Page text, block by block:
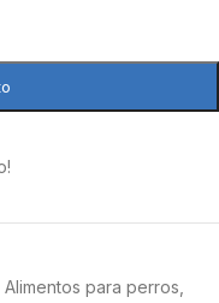
Alimentos para perros